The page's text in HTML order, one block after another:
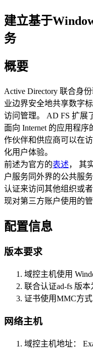
建立基于
务
概要
Active Directory 联合身
业边界安全地共享数字
访问管理。 AD FS 扩展
面向 Internet 的应用程
作伙伴和供应商可以在
化用户体验。
前述为官方的表述， 其
户服务同外界的公共服
认证来访问其他组织或
现对第三方账户使用的
配置信息
版本要求
域控主机使用
联合认证ad-fs 版本
证书使用MMC方
网络主机
域控主机地址：